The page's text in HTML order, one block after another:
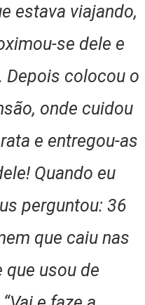
estava viajando,
se dele e
Depois colocou o
onde cuidou
e entregou-as
Quando eu
perguntou: 36
que caiu nas
que usou de